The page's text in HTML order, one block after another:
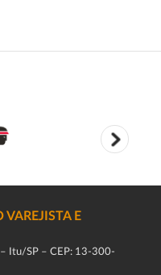
E
Itu/SP – CEP: 13-300-